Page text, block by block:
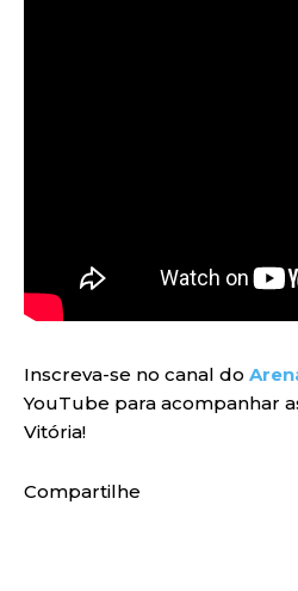
Inscreva-se no canal do
YouTube para acompanhar
Vitória!
Compartilhe